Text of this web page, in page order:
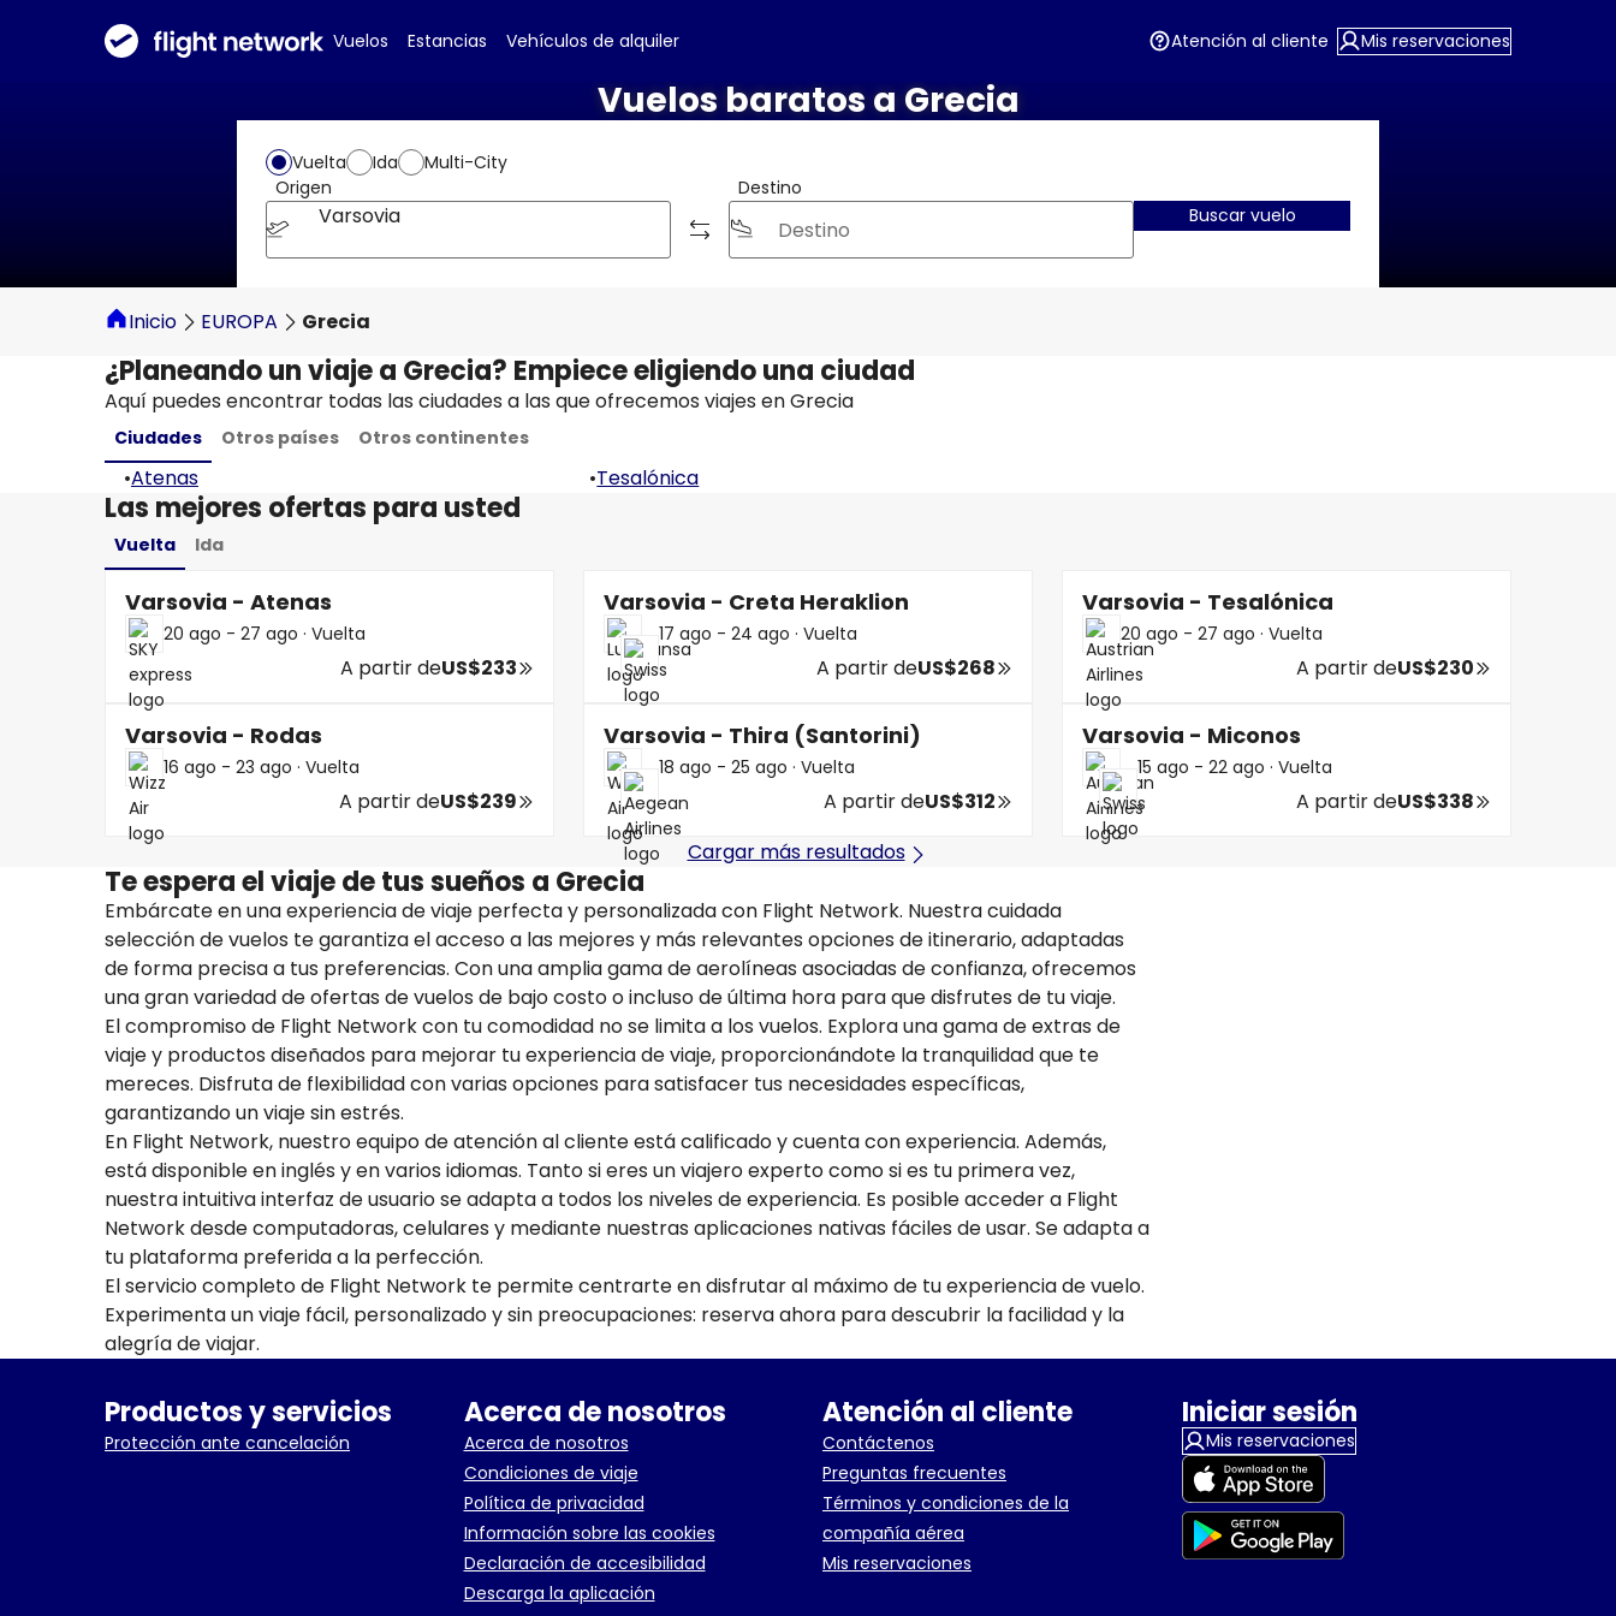
Vuelos Estancias Vehículos de alquiler Atención al cliente Mis reservaciones
Vuelos baratos a Grecia
Vuelta Ida
Multi-City
Origen
Varsovia
Destino
Buscar vuelo
Inicio EUROPA Grecia
¿Planeando un viaje a Grecia? Empiece eligiendo una ciudad
Aquí puedes encontrar todas las ciudades a las que ofrecemos viajes en Grecia
Ciudades Otros países Otros continentes
•Atenas •Tesalónica
Las mejores ofertas para usted
Vuelta Ida
Varsovia - Atenas
20 ago - 27 ago · Vuelta
A partir deUS$233
Varsovia - Creta Heraklion
17 ago - 24 ago · Vuelta
A partir deUS$268
Varsovia - Tesalónica
20 ago - 27 ago · Vuelta
A partir deUS$230
Varsovia - Rodas
16 ago - 23 ago · Vuelta
A partir deUS$239
Varsovia - Thira (Santorini)
18 ago - 25 ago · Vuelta
A partir deUS$312
Varsovia - Miconos
15 ago - 22 ago · Vuelta
A partir deUS$338
Cargar más resultados
Te espera el viaje de tus sueños a Grecia
Embárcate en una experiencia de viaje perfecta y personalizada con Flight Network. Nuestra cuidada
selección de vuelos te garantiza el acceso a las mejores y más relevantes opciones de itinerario, adaptadas
de forma precisa a tus preferencias. Con una amplia gama de aerolíneas asociadas de confianza, ofrecemos
una gran variedad de ofertas de vuelos de bajo costo o incluso de última hora para que disfrutes de tu viaje.
El compromiso de Flight Network con tu comodidad no se limita a los vuelos. Explora una gama de extras de
viaje y productos diseñados para mejorar tu experiencia de viaje, proporcionándote la tranquilidad que te
mereces. Disfruta de flexibilidad con varias opciones para satisfacer tus necesidades específicas,
garantizando un viaje sin estrés.
En Flight Network, nuestro equipo de atención al cliente está calificado y cuenta con experiencia. Además,
está disponible en inglés y en varios idiomas. Tanto si eres un viajero experto como si es tu primera vez,
nuestra intuitiva interfaz de usuario se adapta a todos los niveles de experiencia. Es posible acceder a Flight
Network desde computadoras, celulares y mediante nuestras aplicaciones nativas fáciles de usar. Se adapta a
tu plataforma preferida a la perfección.
El servicio completo de Flight Network te permite centrarte en disfrutar al máximo de tu experiencia de vuelo.
Experimenta un viaje fácil, personalizado y sin preocupaciones: reserva ahora para descubrir la facilidad y la
alegría de viajar.
Productos y servicios
Protección ante cancelación
Acerca de nosotros
Acerca de nosotros
Condiciones de viaje
Política de privacidad
Información sobre las cookies
Declaración de accesibilidad
Descarga la aplicación
Atención al cliente
Contáctenos
Preguntas frecuentes
Términos y condiciones de la
compañía aérea
Mis reservaciones
Iniciar sesión
Mis reservaciones